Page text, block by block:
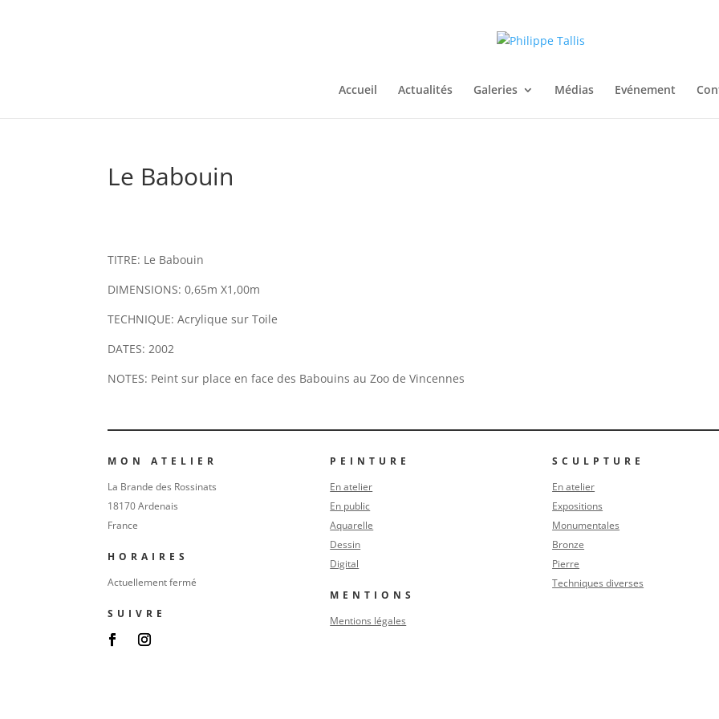
Accueil Actualités Galeries Médias Evénement
Le Babouin
TITRE: Le Babouin
DIMENSIONS: 0,65m X1,00m
TECHNIQUE: Acrylique sur Toile
DATES: 2002
NOTES: Peint sur place en face des Babouins au Zoo de Vincennes
MON ATELIER
La Brande des Rossinats
18170 Ardenais
France
HORAIRES
Actuellement fermé
SUIVRE
PEINTURE
En atelier
En public
Aquarelle
Dessin
Digital
MENTIONS
Mentions légales
SCULPTURE
En atelier
Expositions
Monumentales
Bronze
Pierre
Techniques diverses